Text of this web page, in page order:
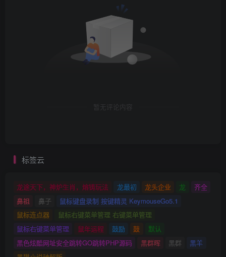
暂无评论内容
标签云
龙途天下，神炉生肖，熔铸玩法 龙最初 龙头企业 龙
齐全
鼻祖
鼻子
鼠标键盘录制 按键精灵 KeymouseGo5.1
鼠标连点器
鼠标右键菜单管理 右键菜单管理
鼠标右键菜单管理
鼠年运程 鼓励 鼓
默认
黑色炫酷网址安全跳转GO跳转PHP源码
黑群晖 黑群
黑羊